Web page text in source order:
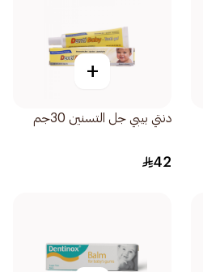
+
دنتي بيبي جل التسنين 30جم
42